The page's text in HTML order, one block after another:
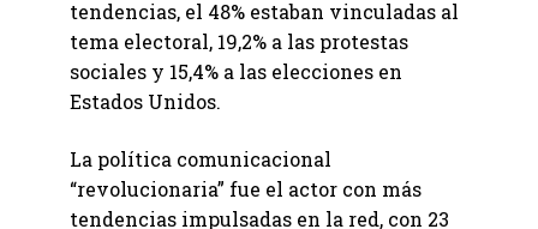
tendencias, el 48% estaban vinculadas al
tema electoral, 19,2% a las protestas
sociales y 15,4% a las elecciones en
Estados Unidos.
La política comunicacional
“revolucionaria” fue el actor con más
tendencias impulsadas en la red, con 23